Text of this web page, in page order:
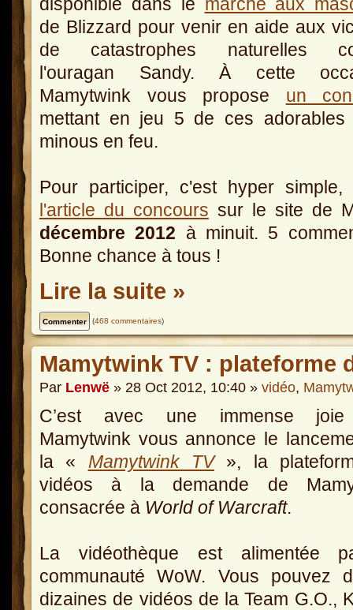
disponible dans le marché aux
de Blizzard pour venir en aide aux
de catastrophes naturelles
l'ouragan Sandy. À cette
Mamytwink vous propose un
mettant en jeu 5 de ces adorables
minous en feu.
Pour participer, c'est hyper
l'article du concours sur le site de
décembre 2012 à minuit. 5
Bonne chance à tous !
Lire la suite »
(468 commentaires)
Mamytwink TV : plateforme
Par Lenwë » 28 Oct 2012, 10:40 » vidéo,
C’est avec une immense
Mamytwink vous annonce le
la « Mamytwink TV», la
vidéos à la demande de
consacrée à World of Warcraft.
La vidéothèque est alimentée
communauté WoW. Vous pouvez
dizaines de vidéos de la Team G.O.,